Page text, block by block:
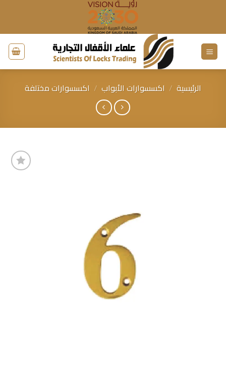
الرئيسية / اكسسوارات الأبواب / اكسسوارات مختلفة